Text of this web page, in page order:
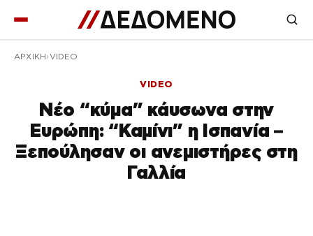
ΑΡΧΙΚΉ VIDEO
VIDEO
Νέο “κύμα” κάυσωνα στην
Ευρώπη: “Καμίνι” η Ισπανία –
Ξεπούλησαν οι ανεμιστήρες στη
Γαλλία